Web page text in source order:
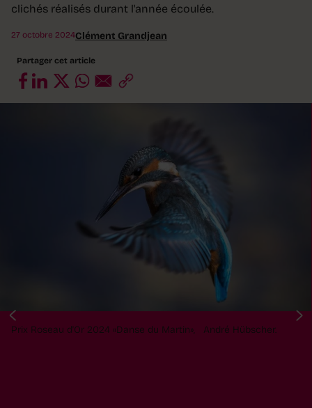
clichés réalisés durant l'année écoulée.
27 octobre 2024Clément Grandjean
Partager cet article
Prix Roseau d'Or 2024 «Danse du Martin», André Hübscher.